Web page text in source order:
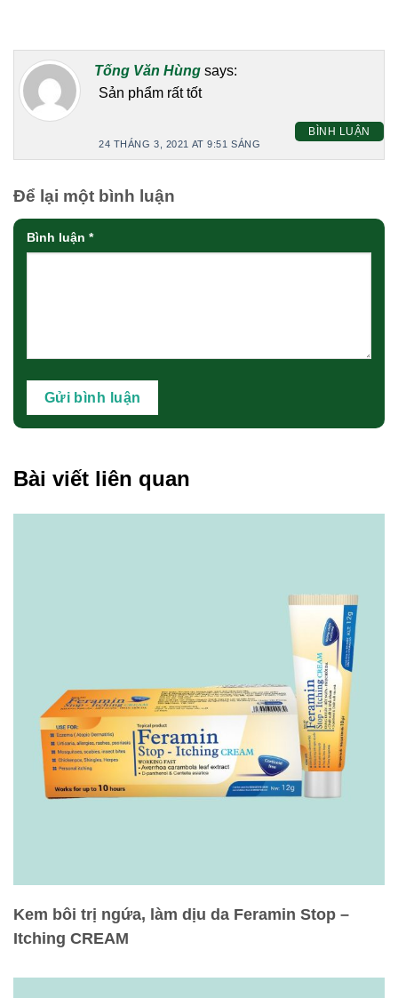
Tống Văn Hùng says:
Sản phẩm rất tốt
24 THÁNG 3, 2021 AT 9:51 SÁNG
BÌNH LUẬN
Để lại một bình luận
Bình luận *
Bài viết liên quan
Kem bôi trị ngứa, làm dịu da Feramin Stop –
Itching CREAM